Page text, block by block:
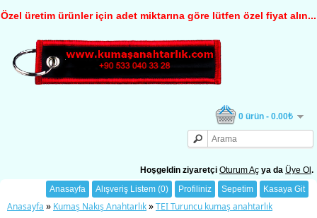
Özel üretim ürünler için adet miktarına göre lütfen özel fiyat alın...
0 ürün - 0.00₺
Hoşgeldin ziyaretçi Oturum Aç ya da Üye Ol .
Anasayfa
Alışveriş Listem (0) Profiliniz Sepetim Kasaya Git
Anasayfa » Kumaş Nakış Anahtarlık»TEI Turuncu kumaş anahtarlık